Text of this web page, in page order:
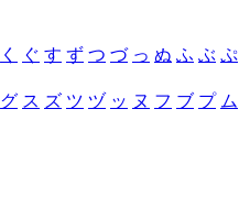
く ぐ す ず つ づ っ ぬ ふ ぶ ぷ
グ ス ズ ツ ヅ ッ ヌ フ ブ プ ム